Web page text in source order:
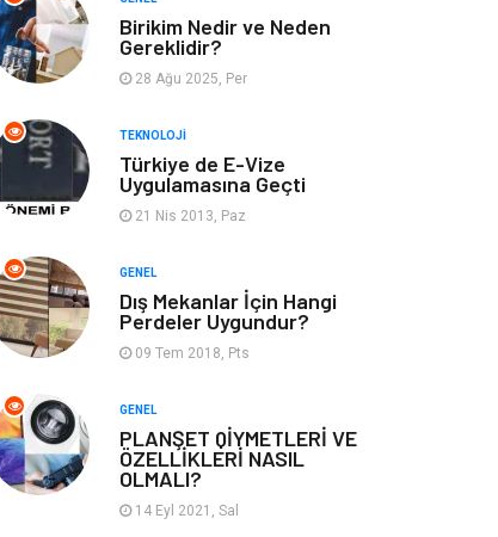
Görsel Aksesuar
Backlink İçerik
Domain
Hediyelik Eşya Kültür
Algoritma
Anahtar Kelime Penguen
Sandbox Blackhat
Tarım &
Hayvancılık
Birikim Nedir ve Neden
Gereklidir?
28 Ağu 2025, Per
TEKNOLOJI
Türkiye de E-Vize
Uygulamasına Geçti
21 Nis 2013, Paz
GENEL
Dış Mekanlar İçin Hangi
Perdeler Uygundur?
09 Tem 2018, Pts
GENEL
PLANŞET QİYMETLERİ VE
ÖZELLİKLERİ NASIL
OLMALI?
14 Eyl 2021, Sal